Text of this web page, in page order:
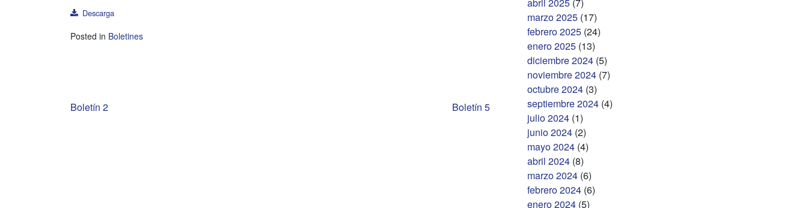
Descarga
Posted in Boletines
Navegación
Boletín 2 Boletín 5
marzo 2025 (17)
febrero 2025 (24)
enero 2025 (13)
diciembre 2024 (5)
noviembre 2024 (7)
octubre 2024 (3)
septiembre 2024 (4)
julio 2024 (1)
junio 2024 (2)
mayo 2024 (4)
abril 2024 (8)
marzo 2024 (6)
febrero 2024 (6)
enero 2024 (5)